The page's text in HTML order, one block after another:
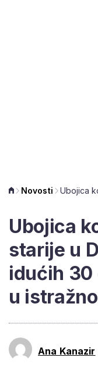
Novosti
Ubojica
starije u
idućih 30
u
Ana Kanazir